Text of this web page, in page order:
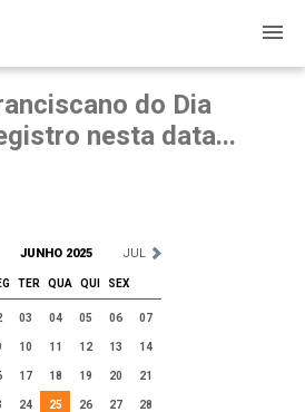
do Dia
nesta data...
JUNHO 2025 JUL
TER QUA QUI
SEX
03 04 05 06 07
10 11 12 13 14
17 18 19 20 21
24 25 26 27 28